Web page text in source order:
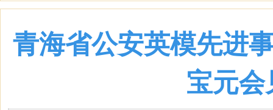
青海省公安英模先进
宝元